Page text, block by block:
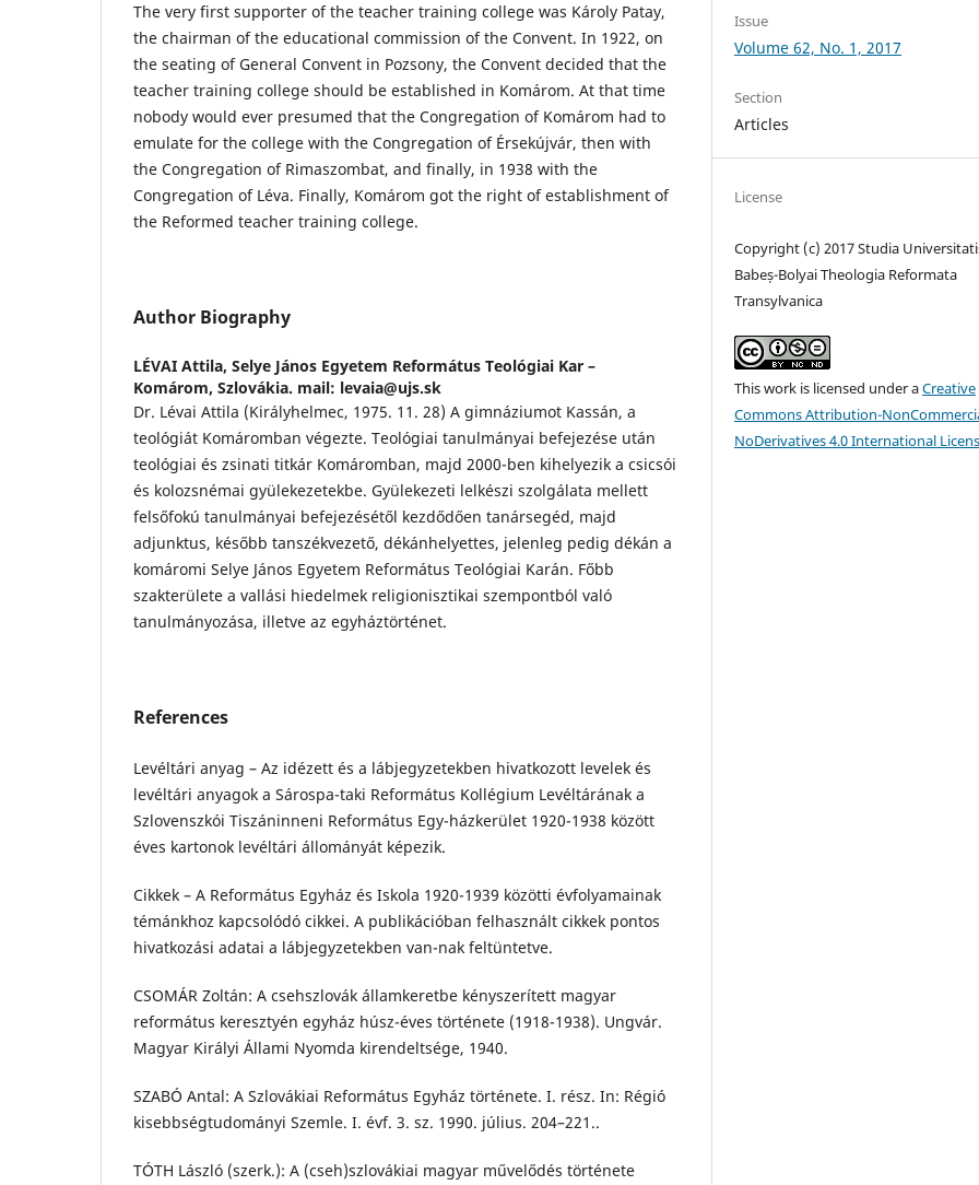
The very first supporter of the teacher training college was Károly Patay,
the chairman of the educational commission of the Convent. In 1922, on
the seating of General Convent in Pozsony, the Convent decided that the
teacher training college should be established in Komárom. At that time
nobody would ever presumed that the Congregation of Komárom had to
emulate for the college with the Congregation of Érsekújvár, then with
the Congregation of Rimaszombat, and finally, in 1938 with the
Congregation of Léva. Finally, Komárom got the right of establishment of
the Reformed teacher training college.
Author Biography
LÉVAI Attila, Selye János Egyetem Református Teológiai Kar –
Komárom, Szlovákia. mail: levaia@ujs.sk
Dr. Lévai Attila (Királyhelmec, 1975. 11. 28) A gimnáziumot Kassán, a
teológiát Komáromban végezte. Teológiai tanulmányai befejezése után
teológiai és zsinati titkár Komáromban, majd 2000-ben kihelyezik a csicsói
és kolozsnémai gyülekezetekbe. Gyülekezeti lelkészi szolgálata mellett
felsőfokú tanulmányai befejezésétől kezdődően tanársegéd, majd
adjunktus, később tanszékvezető, dékánhelyettes, jelenleg pedig dékán a
komáromi Selye János Egyetem Református Teológiai Karán. Főbb
szakterülete a vallási hiedelmek religionisztikai szempontból való
tanulmányozása, illetve az egyháztörténet.
References
Levéltári anyag – Az idézett és a lábjegyzetekben hivatkozott levelek és
levéltári anyagok a Sárospa-taki Református Kollégium Levéltárának a
Szlovenszkói Tiszáninneni Református Egy-házkerület 1920-1938 között
éves kartonok levéltári állományát képezik.
Cikkek – A Református Egyház és Iskola 1920-1939 közötti évfolyamainak
témánkhoz kapcsolódó cikkei. A publikációban felhasznált cikkek pontos
hivatkozási adatai a lábjegyzetekben van-nak feltüntetve.
CSOMÁR Zoltán: A csehszlovák államkeretbe kényszerített magyar
református keresztyén egyház húsz-éves története (1918-1938). Ungvár.
Magyar Királyi Állami Nyomda kirendeltsége, 1940.
SZABÓ Antal: A Szlovákiai Református Egyház története. I. rész. In: Régió
kisebbségtudományi Szemle. I. évf. 3. sz. 1990. július. 204–221..
TÓTH László (szerk.): A (cseh)szlovákiai magyar művelődés története
Issue
Volume 62, No. 1, 2017
Section
Articles
License
Copyright (c) 2017 Studia
Babeș-Bolyai Theologia Reformata
Transylvanica
This work is licensed under aCreative
Commons Attribution-
NoDerivatives 4.0 International